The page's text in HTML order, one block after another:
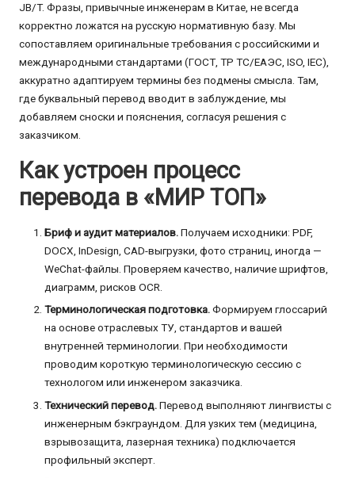
JB/T. Фразы, привычные инженерам в Китае, не всегда
корректно ложатся на русскую нормативную базу. Мы
сопоставляем оригинальные требования с российскими и
международными стандартами (ГОСТ, ТР ТС/ЕАЭС, ISO, IEC),
аккуратно адаптируем термины без подмены смысла. Там,
где буквальный перевод вводит в заблуждение, мы
добавляем сноски и пояснения, согласуя решения с
заказчиком.
Как устроен процесс
перевода в «МИР ТОП»
Бриф и аудит материалов.Получаем исходники: PDF,
DOCX, InDesign, CAD-выгрузки, фото страниц, иногда —
WeChat-файлы. Проверяем качество, наличие шрифтов,
диаграмм, рисков OCR.
Терминологическая подготовка.Формируем глоссарий
на основе отраслевых ТУ, стандартов и вашей
внутренней терминологии. При необходимости
проводим короткую терминологическую сессию с
технологом или инженером заказчика.
Технический перевод.Перевод выполняют лингвисты с
инженерным бэкграундом. Для узких тем (медицина,
взрывозащита, лазерная техника) подключается
профильный эксперт.